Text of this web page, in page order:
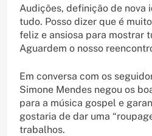
Audições, definição de nova
tudo. Posso dizer que é
feliz e ansiosa para mostrar
Aguardem o nosso
Em conversa com os
Simone Mendes negou os
para a música gospel e
gostaria de dar uma
trabalhos.